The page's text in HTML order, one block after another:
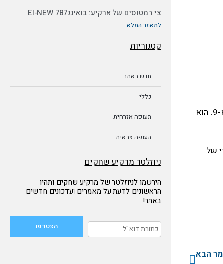
ביום 7 ביולי 1948 היה הטייס אמנון ברמן מטייסת הנגב בטיסת צילום של הכוחות המצריים שהקיפו את קיבוץ רביבים באוסטר א-9. הוא
של
הבאהבא
צי המטוסים של ארקיע: בואינג787 EI-NEW
למאמר המלא
קטגוריות
חדש באתר
כללי
תעופה אזרחית
תעופה צבאית
ניוזלטר מרקיע שחקים
הירשמו לניוזלטר של מרקיע שחקים ותהיו
הראשונים לדעת על מאמרים ועדכונים חדשים
באתר!